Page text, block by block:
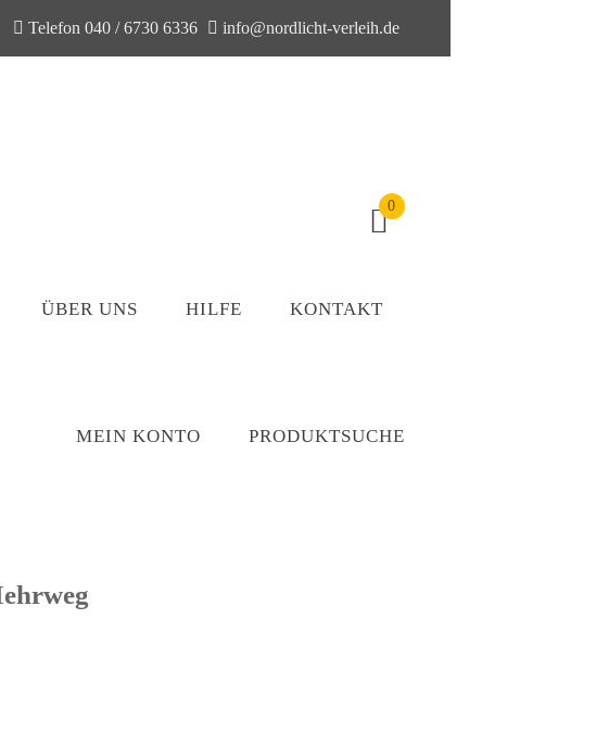
Telefon 040 / 6730 6336 info@nordlicht-verleih.de
0
ÜBER UNS HILFE KONTAKT
MEIN KONTO PRODUKTSUCHE